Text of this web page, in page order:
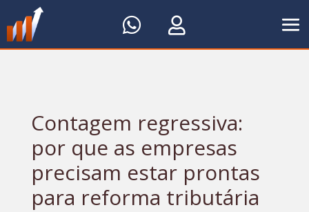
 
Contagem regressiva:
por que as empresas
precisam estar prontas
para reforma tributária